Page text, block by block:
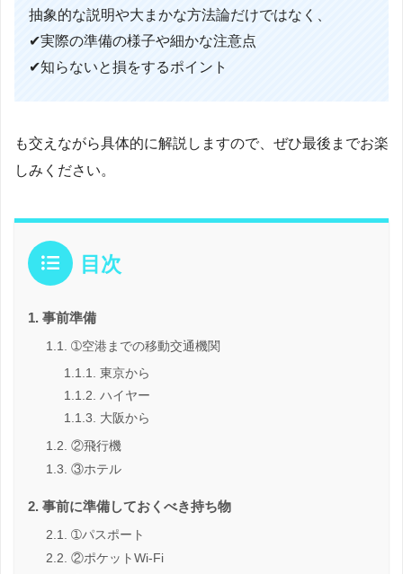
抽象的な説明や大まかな方法論だけではなく、
✔実際の準備の様子や細かな注意点
✔知らないと損をするポイント
も交えながら具体的に解説しますので、ぜひ最後までお楽
しみください。
目次
事前準備
➀空港までの移動交通機関
東京から
ハイヤー
大阪から
②飛行機
③ホテル
事前に準備しておくべき持ち物
➀パスポート
②ポケットWi-Fi